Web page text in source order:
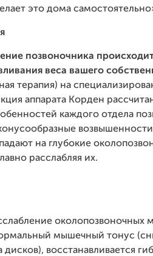
это дома
позвоночника
веса вашего
терапия) на
аппарата Корден
каждого отдела
возвышенности
на глубокие
расслабляя их.
околопозвоночных
мышечный тонус
восстанавливается